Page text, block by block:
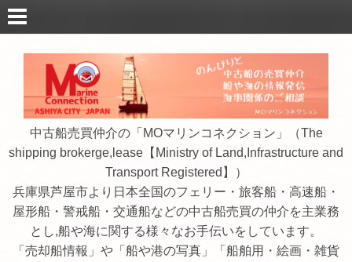
中古船売買仲介の「MOマリンコネクション」（The
shipping brokerge,lease【Ministry of Land,Infrastructure and
Transport Registered】）
兵庫県芦屋市より日本全国のフェリー・旅客船・高速船・
屋形船・警戒船・交通船などの中古船売買の仲介を主業務
とし,船や海に関する様々なお手伝いをしています。
「売却船情報」や「船や港の写真」「船舶用・絵画・雑貨